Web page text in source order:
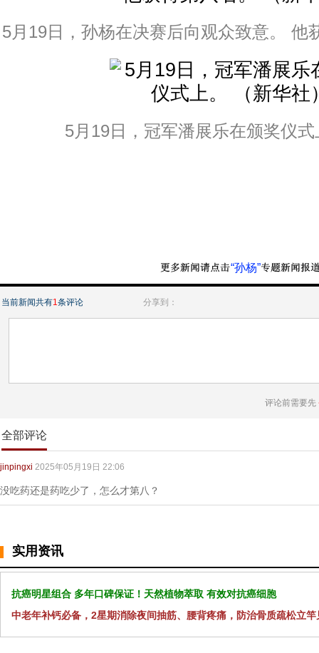
5月19日，孙杨在决赛后向观众致意。 他
5月19日，冠军潘展乐在颁奖仪
“孙杨”
当前新闻共有1条评论 分享到：
评论前需要先
全部评论
jinpingxi 2025年05月19日 22:06
没吃药还是药吃少了，怎么才第八？
实用资讯
抗癌明星组合 多年口碑保证！天然植物萃取 有效对抗癌细胞
中老年补钙必备，2星期消除夜间抽筋、腰背疼痛，防治骨质疏松立竿